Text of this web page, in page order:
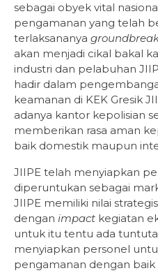
sebagai obyek vital
pengamanan yang telah
terlaksananya
akan menjadi cikal bakal
industri dan pelabuhan
hadir dalam
keamanan di KEK Gresik
adanya kantor kepolisian
memberikan rasa aman
baik domestik maupun
JIIPE telah menyiapkan
diperuntukan sebagai
JIIPE memiliki nilai
dengan impact kegiatan
untuk itu tentu ada
menyiapkan personel
pengamanan dengan